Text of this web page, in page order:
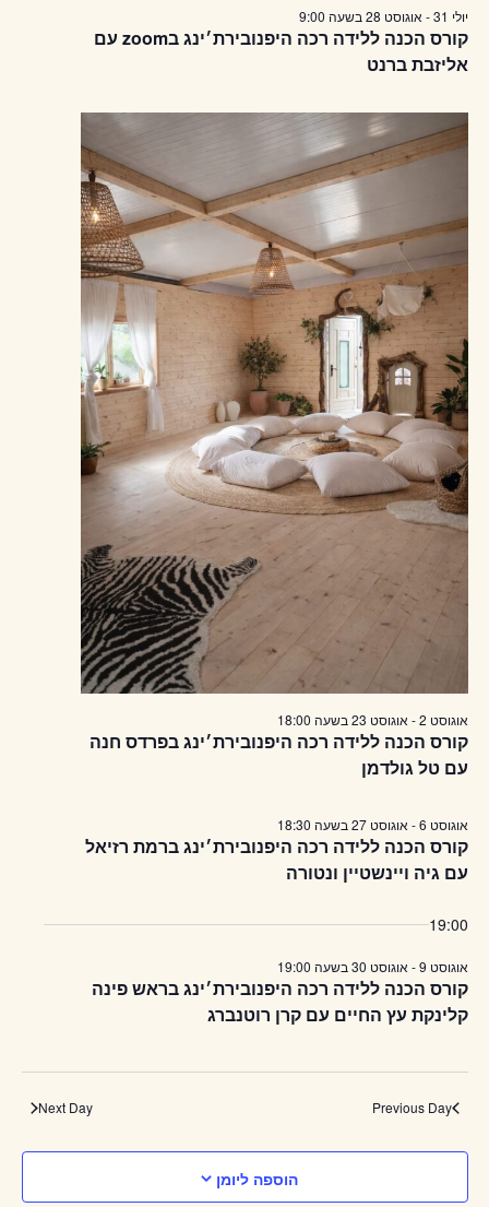
קורס הכנה ללידה רכה היפנובירת׳ינג בzoom עם
אליזבת ברנט
יולי 31 - אוגוסט 28 בשעה 9:00
קורס הכנה ללידה רכה היפנובירת׳ינג בפרדס חנה
עם טל גולדמן
אוגוסט 2 - אוגוסט 23 בשעה 18:00
קורס הכנה ללידה רכה היפנובירת׳ינג ברמת רזיאל
עם גיה ויינשטיין ונטורה
אוגוסט 6 - אוגוסט 27 בשעה 18:30
19:00
קורס הכנה ללידה רכה היפנובירת׳ינג בראש פינה
קלינקת עץ החיים עם קרן רוטנברג
אוגוסט 9 - אוגוסט 30 בשעה 19:00
Previous Day
Next Day
הוספה ליומן